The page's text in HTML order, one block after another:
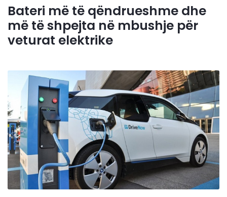
Bateri më të qëndrueshme dhe
më të shpejta në mbushje për
veturat elektrike